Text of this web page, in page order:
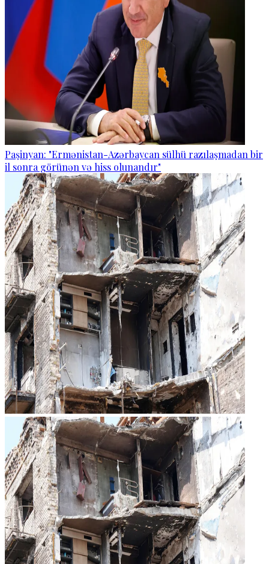
Paşinyan: "Ermənistan-Azərbaycan sülhü razılaşmadan bir
il sonra görünən və hiss olunandır"